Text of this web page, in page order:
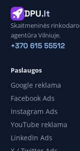
DPU.lt
Skaitmeninės
agentūra Vilniuje.
+370 615 55512
Paslaugos
Google reklama
Facebook Ads
Instagram Ads
YouTube reklama
LinkedIn Ads